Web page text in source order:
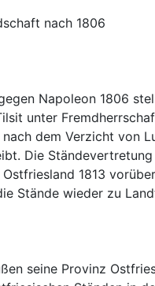
Napoleon 1806
unter
dem Verzicht von
Die
1813
seine Provinz